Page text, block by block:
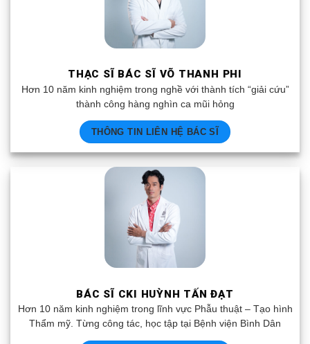
THẠC SĨ BÁC SĨ VÕ THANH PHI
Hơn 10 năm kinh nghiệm trong nghề với thành tích “giải cứu”
thành công hàng nghìn ca mũi hỏng
THÔNG TIN LIÊN HỆ BÁC SĨ
BÁC SĨ CKI HUỲNH TẤN ĐẠT
Hơn 10 năm kinh nghiệm trong lĩnh vực Phẫu thuật – Tạo hình
Thẩm mỹ. Từng công tác, học tập tại Bệnh viện Bình Dân